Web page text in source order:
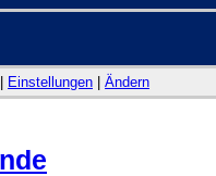
Einstellungen Ändern